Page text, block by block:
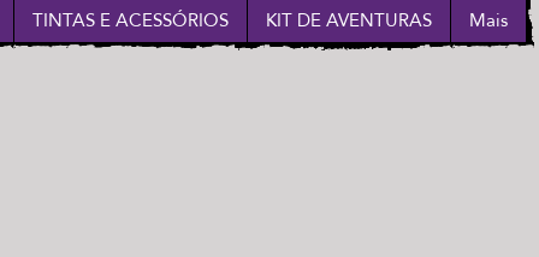
TINTAS E ACESSÓRIOS KIT DE AVENTURAS Mais